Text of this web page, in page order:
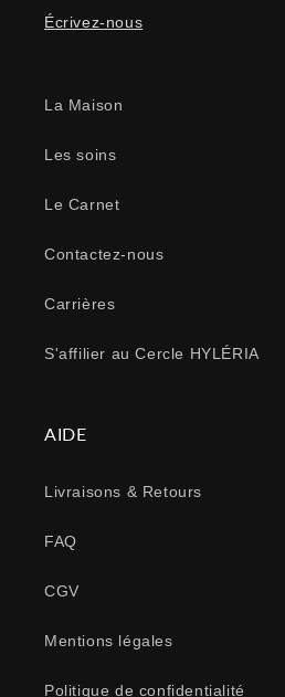
Écrivez-nous
La Maison
Les soins
Le Carnet
Contactez-nous
Carrières
S'affilier au Cercle HYLÉRIA
AIDE
Livraisons & Retours
FAQ
CGV
Mentions légales
Politique de confidentialité